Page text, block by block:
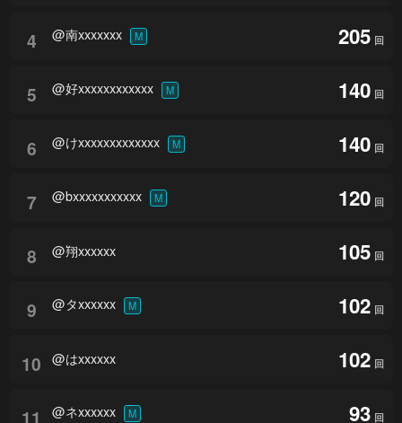
4 @南xxxxxxx M 205 回
5 @好xxxxxxxxxxxx M 140 回
6 @けxxxxxxxxxxxxx M 140 回
7 @bxxxxxxxxxxx M 120 回
8 @翔xxxxxx 105 回
9 @タxxxxxx M 102 回
10 @はxxxxxx 102 回
11 @ネxxxxxx M 93 回